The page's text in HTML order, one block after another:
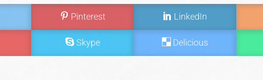
Pinterest LinkedIn
Skype Delicious